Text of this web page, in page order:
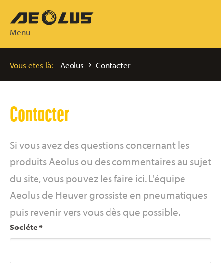
Menu
Vous etes là: Aeolus Contacter
Contacter
Si vous avez des questions concernant les
produits Aeolus ou des commentaires au sujet
du site, vous pouvez les faire ici. L'équipe
Aeolus de Heuver grossiste en pneumatiques
puis revenir vers vous dès que possible.
Sociéte *